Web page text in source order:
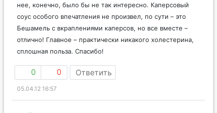
нее, конечно, было бы не так интересно. Каперсовый
соус особого впечатления не произвел, по сути – это
Бешамель с вкраплениями каперсов, но все вместе –
отлично! Главное – практически никакого холестерина,
сплошная польза. Спасибо!
0 0 Ответить
05.04.12 16:57